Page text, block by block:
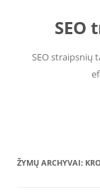
SEO straipsnių
ŽYMŲ ARCHYVAI: